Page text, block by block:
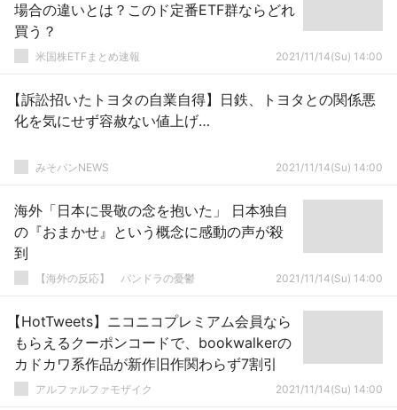
場合の違いとは？このド定番ETF群ならどれ
買う？
米国株ETFまとめ速報 2021/11/14(Su) 14:00
【訴訟招いたトヨタの自業自得】日鉄、トヨタとの関係悪
化を気にせず容赦ない値上げ…
みそパンNEWS 2021/11/14(Su) 14:00
海外「日本に畏敬の念を抱いた」 日本独自
の『おまかせ』という概念に感動の声が殺
到
【海外の反応】 パンドラの憂鬱 2021/11/14(Su) 14:00
【HotTweets】ニコニコプレミアム会員なら
もらえるクーポンコードで、bookwalkerの
カドカワ系作品が新作旧作関わらず7割引
アルファルファモザイク 2021/11/14(Su) 14:00